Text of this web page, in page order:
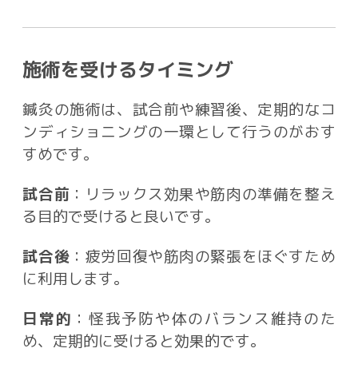
施術を受けるタイミング
鍼灸の施術は、試合前や練習後、定期的なコ
ンディショニングの一環として行うのがおす
すめです。
試合前 ：リラックス効果や筋肉の準備を整え
る目的で受けると良いです。
試合後 ：疲労回復や筋肉の緊張をほぐすため
に利用します。
日常的 ：怪我予防や体のバランス維持のた
め、定期的に受けると効果的です。